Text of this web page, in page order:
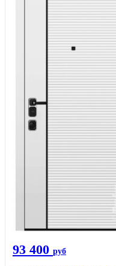
93 400 руб